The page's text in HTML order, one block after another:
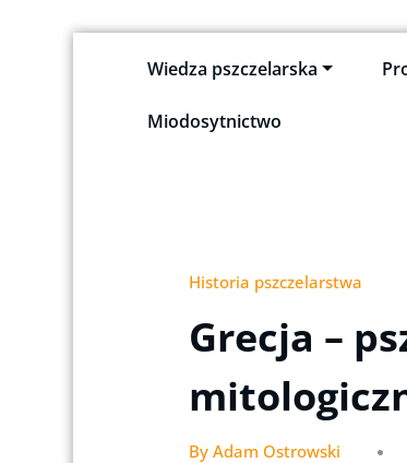
Pszczeli Puls
Pulsujące życie pasieki
Wiedza pszczelarska
Miodosytnictwo
Historia pszczelarstwa
Grecja –
By Adam Ostrowski